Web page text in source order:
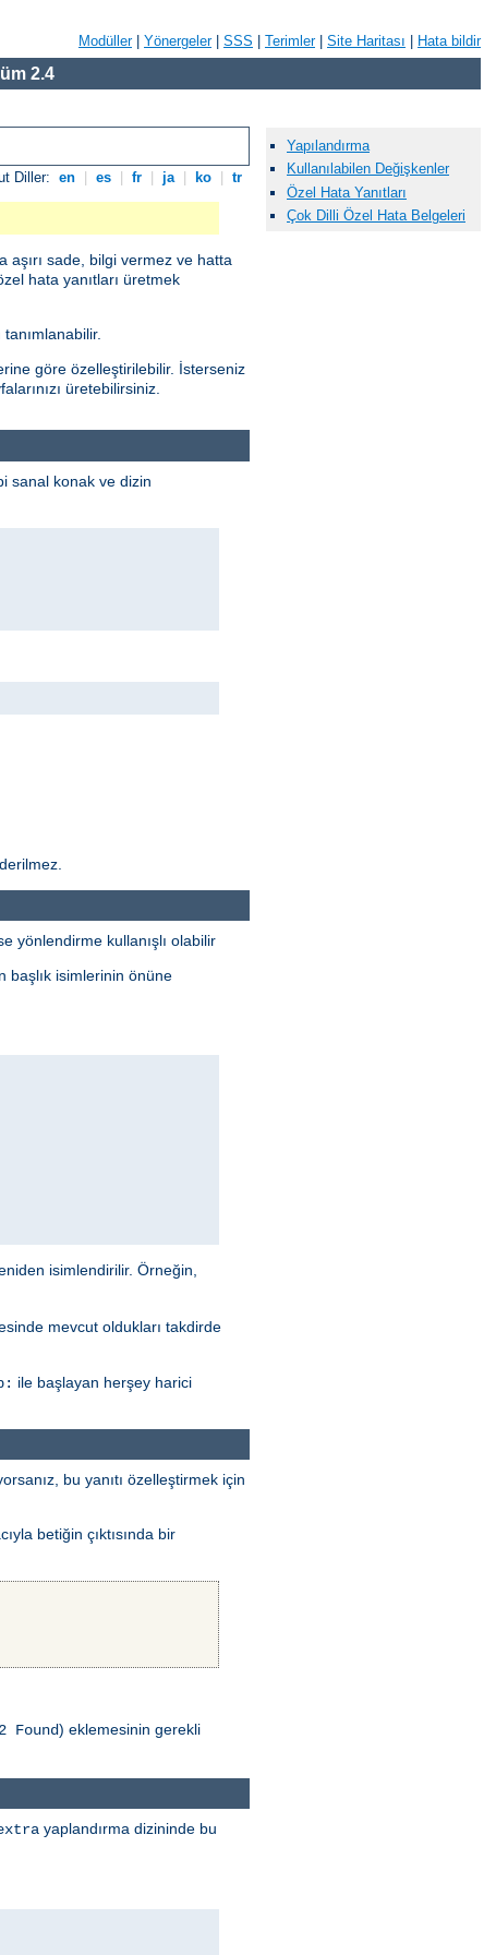
Modüller| Yönergeler| SSS Terimler| Site Haritası Hata bildir
2.4
Diller: en es fr ja ko tr
aşırı sade, bilgi vermez ve hatta
hata yanıtları üretmek
göre özelleştirilebilir. İsterseniz
üretebilirsiniz.
sanal konak ve dizin
yönlendirme kullanışlı olabilir
başlık isimlerinin önüne
isimlendirilir. Örneğin,
mevcut oldukları takdirde
ile başlayan herşey harici
bu yanıtı özelleştirmek için
betiğin çıktısında bir
Found) eklemesinin gerekli
yaplandırma dizininde bu
Yapılandırma
Kullanılabilen Değişkenler
Özel Hata Yanıtları
Çok Dilli Özel Hata Belgeleri